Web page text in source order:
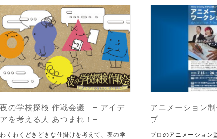
夜の学校探検 作戦会議 − アイデ
アを考える人 あつまれ！−
わくわくどきどきな仕掛けを考えて、夜の学
アニメーション
プ
プロのアニメーション